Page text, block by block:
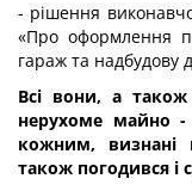
- рішення
«Про оформлення
гараж та надбудову
Всі вони, а також
нерухоме майно
кожним, визнані
також погодився і